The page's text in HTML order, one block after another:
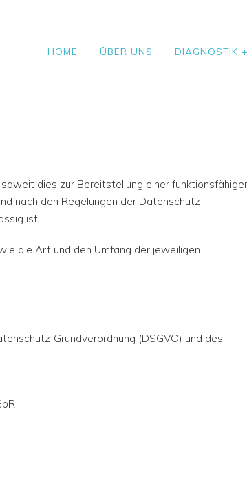
HOME ÜBER UNS DIAGNOSTIK
dies zur Bereitstellung einer
nach den Regelungen der Datenschutz-
ist.
die Art und den Umfang der jeweiligen
Grundverordnung (DSGVO) und des